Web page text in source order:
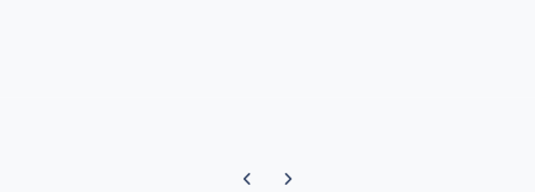
Previous carousel slide
Next carousel slide